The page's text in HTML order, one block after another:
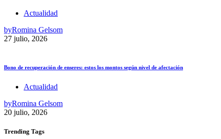
Actualidad
byRomina Gelsom
27 julio, 2026
Bono de recuperación de enseres: estos los montos según nivel de afectación
Actualidad
byRomina Gelsom
20 julio, 2026
Trending Tags